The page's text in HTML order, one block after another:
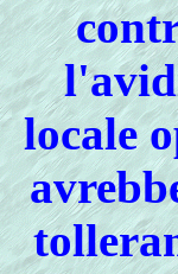
locale